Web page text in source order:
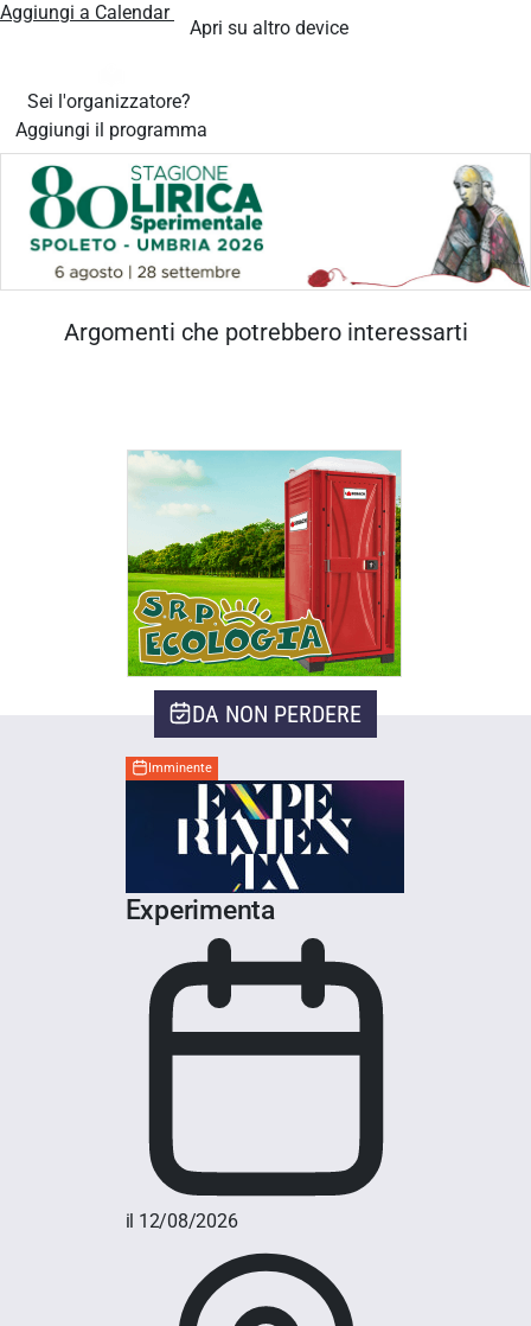
DA NON PERDERE
Imminente
Experimenta
il 12/08/2026
Aggiungi a Calendar
Apri su altro device
Sei l'organizzatore?
Aggiungi il programma
Argomenti che potrebbero interessarti